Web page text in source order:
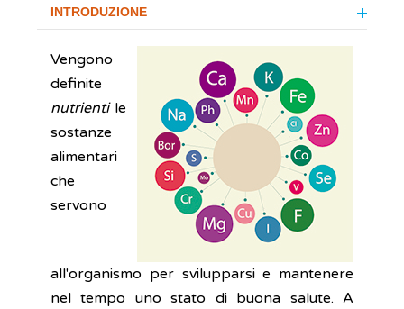
INTRODUZIONE
Vengono
definite
nutrientile
sostanze
alimentari
che
servono
all'organismo per svilupparsi e mantenere
nel tempo uno stato di buona salute. A